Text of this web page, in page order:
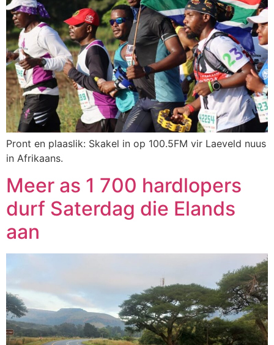
Pront en plaaslik: Skakel in op 100.5FM vir Laeveld nuus
in Afrikaans.
Meer as 1 700 hardlopers
durf Saterdag die Elands
aan